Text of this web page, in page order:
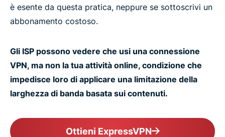
è esente da questa pratica, neppure se sottoscrivi un
abbonamento costoso.
Gli ISP possono vedere che usi una connessione
VPN, ma non la tua attività online, condizione che
impedisce loro di applicare una limitazione della
larghezza di banda basata sui contenuti.
Ottieni ExpressVPN